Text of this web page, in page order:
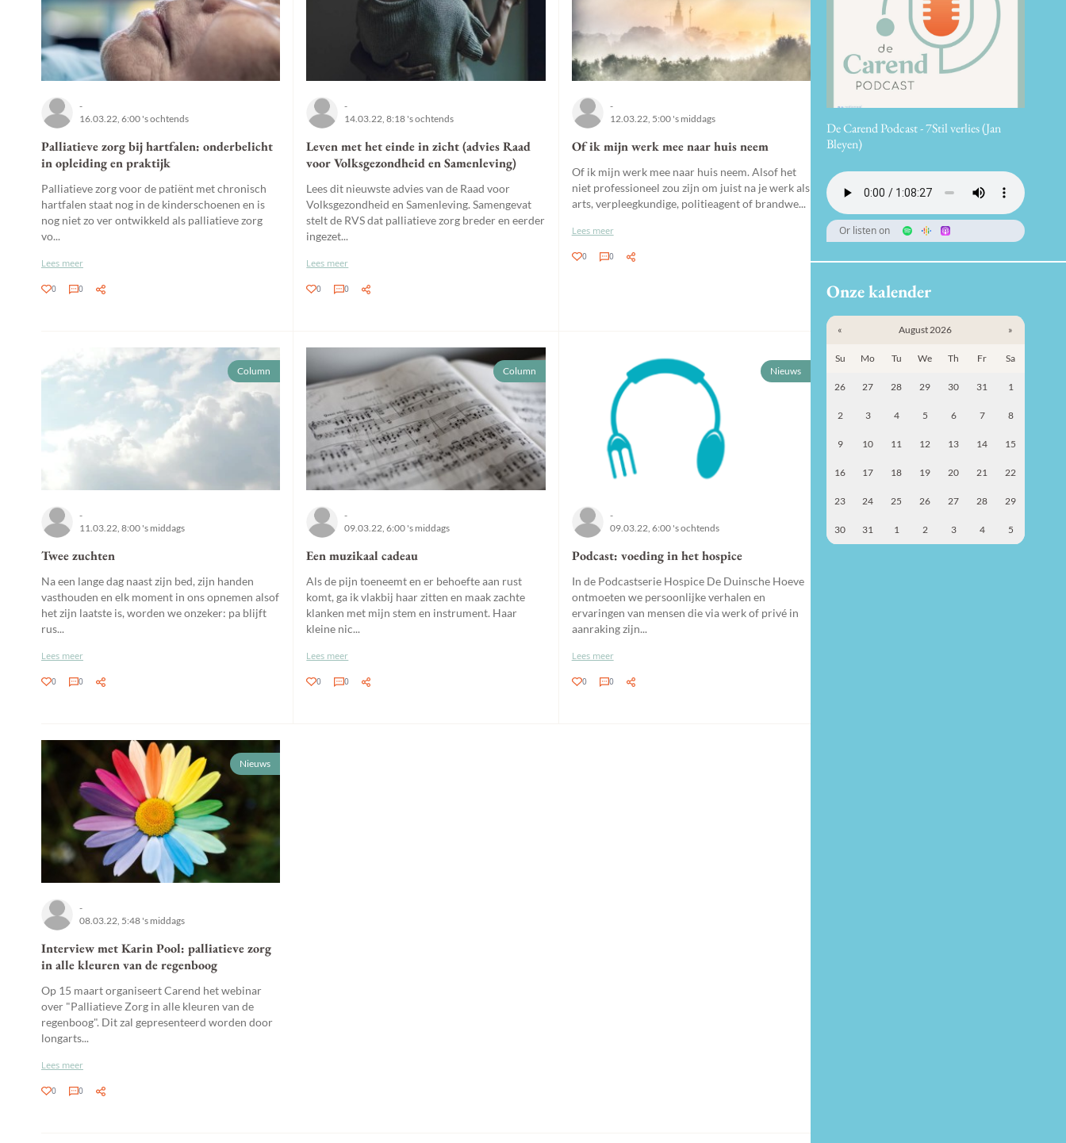
-
16.03.22, 6:00 's ochtends
Palliatieve zorg bij hartfalen: onderbelicht
in opleiding en praktijk
Palliatieve zorg voor de patiënt met chronisch
hartfalen staat nog in de kinderschoenen en is
nog niet zo ver ontwikkeld als palliatieve zorg
vo...
Lees meer
0 0
-
14.03.22, 8:18 's ochtends
Leven met het einde in zicht (advies Raad
voor Volksgezondheid en Samenleving)
Lees dit nieuwste advies van de Raad voor
Volksgezondheid en Samenleving. Samengevat
stelt de RVS dat palliatieve zorg breder en eerder
ingezet...
Lees meer
0 0
-
12.03.22, 5:00 's middags
Of ik mijn werk mee naar huis neem
Of ik mijn werk mee naar huis neem. Alsof het
niet professioneel zou zijn om juist na je werk als
arts, verpleegkundige, politieagent of brandwe...
Lees meer
0 0
Column
-
11.03.22, 8:00 's middags
Twee zuchten
Na een lange dag naast zijn bed, zijn handen
vasthouden en elk moment in ons opnemen alsof
het zijn laatste is, worden we onzeker: pa blijft
rus...
Lees meer
0 0
Column
-
09.03.22, 6:00 's middags
Een muzikaal cadeau
Als de pijn toeneemt en er behoefte aan rust
komt, ga ik vlakbij haar zitten en maak zachte
klanken met mijn stem en instrument. Haar
kleine nic...
Lees meer
0 0
Nieuws
-
09.03.22, 6:00 's ochtends
Podcast: voeding in het hospice
In de Podcastserie Hospice De Duinsche Hoeve
ontmoeten we persoonlijke verhalen en
ervaringen van mensen die via werk of privé in
aanraking zijn...
Lees meer
0 0
Nieuws
-
08.03.22, 5:48 's middags
Interview met Karin Pool: palliatieve zorg
in alle kleuren van de regenboog
Op 15 maart organiseert Carend het webinar
over "Palliatieve Zorg in alle kleuren van de
regenboog". Dit zal gepresenteerd worden door
longarts...
Lees meer
0 0
De Carend Podcast - 7Stil verlies (Jan
Bleyen)
Or listen on
Onze kalender
« August 2026 »
Su Mo Tu We Th Fr Sa
26 27 28 29 30 31 1
2 3 4 5 6 7 8
9 10 11 12 13 14 15
16 17 18 19 20 21 22
23 24 25 26 27 28 29
30 31 1 2 3 4 5